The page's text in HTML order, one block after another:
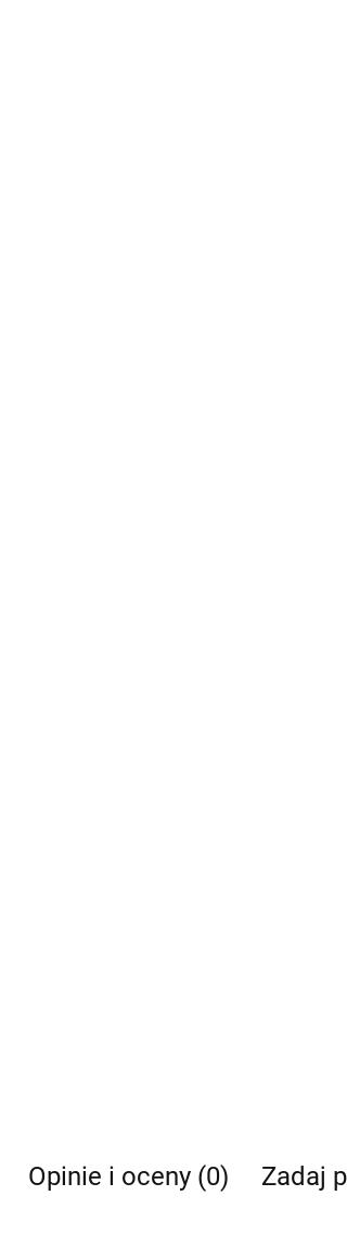
Opinie i oceny (0) Zadaj